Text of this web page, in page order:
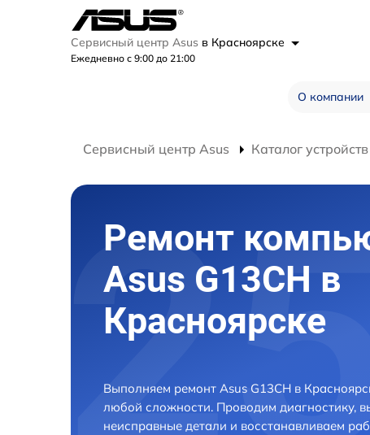
Сервисный центр Asus в Красноярске
Ежедневно с 9:00 до 21:00
О компании
Сервисный центр Asus Каталог устройств
Ремонт
Asus G13CH в
Красноярске
Выполняем ремонт Asus G13CH в
любой сложности. Проводим диагностику,
неисправные детали и восстанавливаем